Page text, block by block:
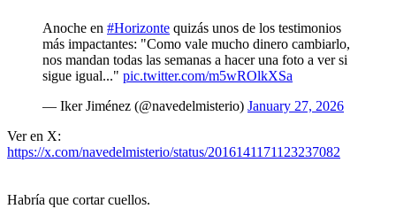
Anoche en #Horizonte quizás unos de los testimonios
más impactantes: "Como vale mucho dinero cambiarlo,
nos mandan todas las semanas a hacer una foto a ver si
sigue igual..." pic.twitter.com/m5wROlkXSa
— Iker Jiménez (@navedelmisterio) January 27, 2026
Ver en X:
https://x.com/navedelmisterio/status/2016141171123237082
Habría que cortar cuellos.